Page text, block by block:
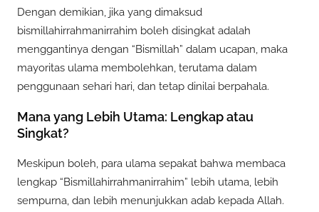
Dengan demikian, jika yang dimaksud
bismillahirrahmanirrahim boleh disingkat adalah
menggantinya dengan “Bismillah” dalam ucapan, maka
mayoritas ulama membolehkan, terutama dalam
penggunaan sehari hari, dan tetap dinilai berpahala.
Mana yang Lebih Utama: Lengkap atau
Singkat?
Meskipun boleh, para ulama sepakat bahwa membaca
lengkap “Bismillahirrahmanirrahim” lebih utama, lebih
sempurna, dan lebih menunjukkan adab kepada Allah.